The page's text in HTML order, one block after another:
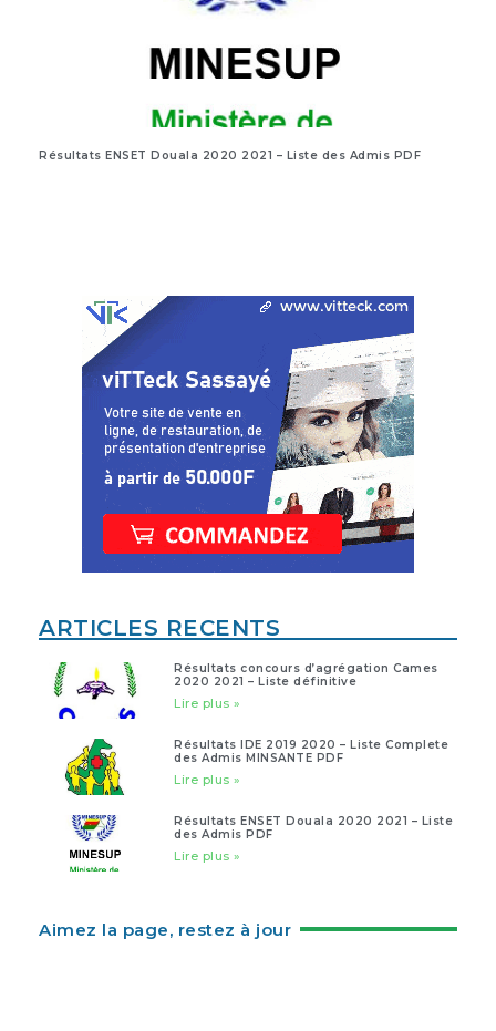
Résultats ENSET Douala 2020 2021 – Liste des Admis PDF
ARTICLES RECENTS
Résultats concours d’agrégation Cames
2020 2021 – Liste définitive
Lire plus »
Résultats IDE 2019 2020 – Liste Complete
des Admis MINSANTE PDF
Lire plus »
Résultats ENSET Douala 2020 2021 – Liste
des Admis PDF
Lire plus »
Aimez la page, restez à jour